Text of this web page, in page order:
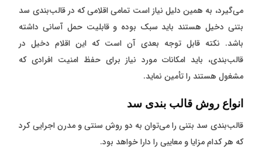
می‌گیرد، به همین دلیل نیاز است تمامی اقلامی که در قالب‌بندی سد
بتنی دخیل هستند باید سبک بوده و قابلیت حمل آسانی داشته
باشد. نکته قابل توجه بعدی آن است که این اقلام دخیل در
قالب‌بندی، باید امکانات مورد نیاز برای حفظ امنیت افرادی که
مشغول هستند را تأمین نماید.
انواع روش قالب بندی سد
قالب‌بندی سد بتنی را می‌توان به دو روش سنتی و مدرن اجرایی کرد
که هر کدام مزایا و معایبی را دارا خواهد بود.